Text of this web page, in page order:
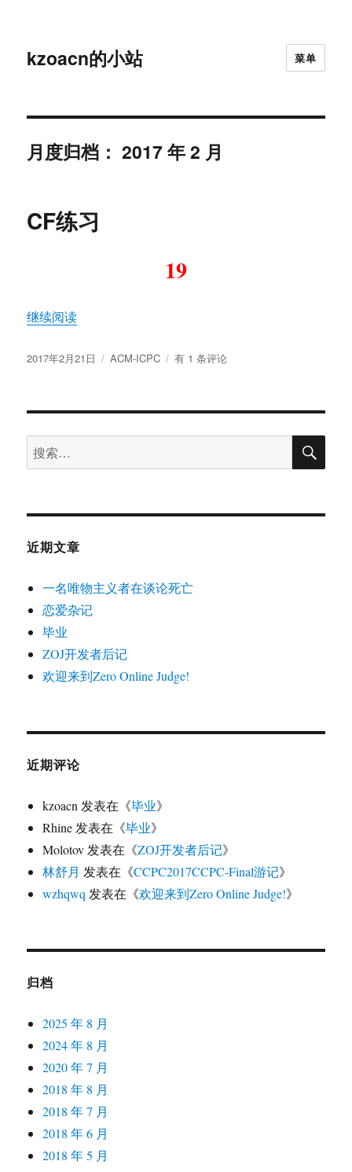
kzoacn的小站 菜单
月度归档：2017 年 2 月
CF练习
19
继续阅读“CF练习”
发
2017年2月21日
分
ACM-ICPC
CF
有 1 条评论
搜
索：
搜
近期文章
一名唯物主义者在谈论死亡
恋爱杂记
毕业
ZOJ开发者后记
欢迎来到Zero Online Judge!
近期评论
kzoacn 发表在《毕业》
Rhine 发表在《毕业》
Molotov 发表在《ZOJ开发者后记》
林舒月 发表在《CCPC2017CCPC-Final游记》
wzhqwq 发表在《欢迎来到Zero Online Judge!》
归档
2025 年 8 月
2024 年 8 月
2020 年 7 月
2018 年 8 月
2018 年 7 月
2018 年 6 月
2018 年 5 月